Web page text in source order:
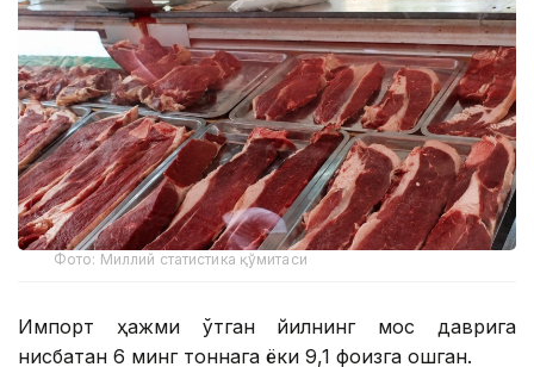
Фото: Миллий статистика қўмитаси
Импорт ҳажми ўтган йилнинг мос даврига
нисбатан 6 минг тоннага ёки 9,1 фоизга ошган.